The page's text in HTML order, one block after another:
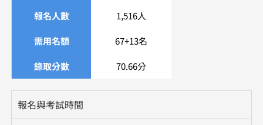
報名人數 1,516人
需用名額 67+13名
錄取分數 70.66分
報名與考試時間